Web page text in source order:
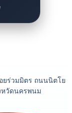
ยร่วมมิตร ถนนนิตโย
หวัดนครพนม